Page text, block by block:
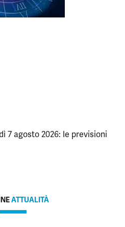
7 agosto 2026: le previsioni
ATTUALITÀ